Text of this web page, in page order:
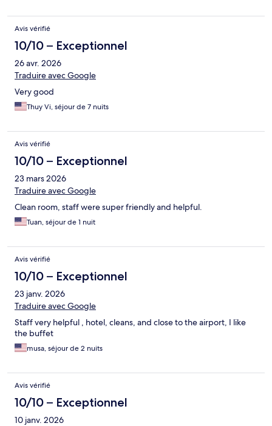
Avis vérifié
10/10 – Exceptionnel
26 avr. 2026
Traduire avec Google
Very good
Thuy Vi, séjour de 7 nuits
Avis vérifié
10/10 – Exceptionnel
23 mars 2026
Traduire avec Google
Clean room, staff were super friendly and helpful.
Tuan, séjour de 1 nuit
Avis vérifié
10/10 – Exceptionnel
23 janv. 2026
Traduire avec Google
Staff very helpful , hotel, cleans, and close to the airport, I like
the buffet
musa, séjour de 2 nuits
Avis vérifié
10/10 – Exceptionnel
10 janv. 2026